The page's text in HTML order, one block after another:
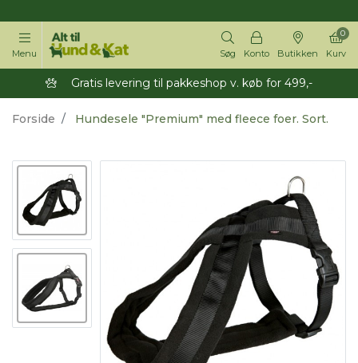
Menu Søg Konto Butikken Kurv
0
Gratis levering til pakkeshop v. køb for 499,-
Forside Hundesele "Premium" med fleece foer. Sort.